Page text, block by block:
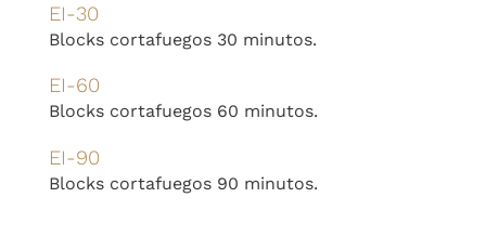
EI-30
Blocks cortafuegos 30 minutos.
EI-60
Blocks cortafuegos 60 minutos.
EI-90
Blocks cortafuegos 90 minutos.